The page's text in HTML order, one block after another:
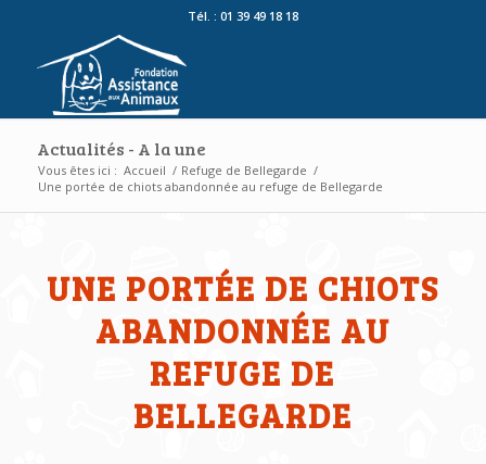
Tél. : 01 39 49 18 18
Actualités - A la une
Vous êtes ici : Accueil / Refuge de Bellegarde /
Une portée de chiots abandonnée au refuge de Bellegarde
UNE PORTÉE DE CHIOTS
ABANDONNÉE AU
REFUGE DE
BELLEGARDE